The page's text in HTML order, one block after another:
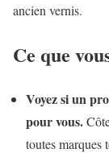
ancien vernis.
Ce que
Voyez si un
pour vous.
toutes marques